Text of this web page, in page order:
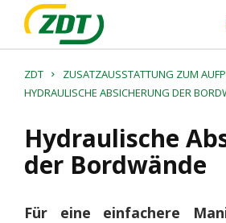
ZDT
ZUSATZAUSSTATTUNG ZUM
HYDRAULISCHE ABSICHERUNG DER
Hydraulische
der Bordwände
Für eine einfachere